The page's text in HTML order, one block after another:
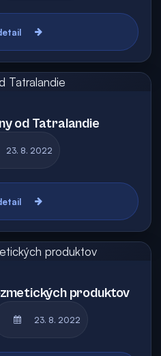
od Tatralandie
23. 8. 2022
produktov
23. 8. 2022